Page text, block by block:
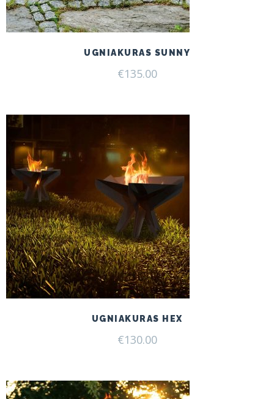
UGNIAKURAS SUNNY
€135.00
UGNIAKURAS HEX
€130.00